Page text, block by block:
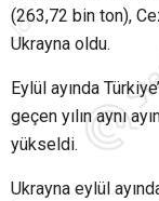
(263,72 bin ton),
Ukrayna oldu.
Eylül ayında
geçen yılın aynı
yükseldi.
Ukrayna eylül